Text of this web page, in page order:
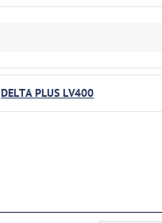
DELTA PLUS LV400